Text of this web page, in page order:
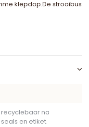
klepdop.De strooibus
na
en etiket.